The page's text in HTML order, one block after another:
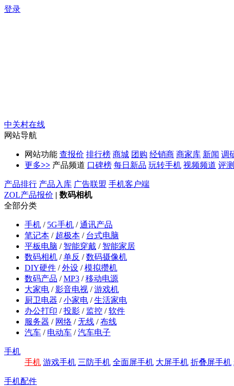
登录
中关村在线
网站导航
网站功能 查报价 排行榜 商城 团购 经销商 商家库 新闻 调
更多>> 产品频道 口碑榜 每日新品 玩转手机 视频频道 评
产品排行 产品入库 广告联盟 手机客户端
ZOL产品报价 | 数码相机
全部分类
手机 / 5G手机 /通讯产品
笔记本 / 超极本 / 台式电脑
平板电脑 / 智能穿戴 / 智能家居
数码相机 /单反 /数码摄像机
DIY硬件 /外设 /模拟攒机
数码产品 /MP3 /移动电源
大家电 /影音电视 /游戏机
厨卫电器 /小家电 /生活家电
办公打印 /投影 / 监控 /软件
服务器 / 网络 /无线 /布线
汽车 / 电动车 /汽车电子
手机
手机 游戏手机 三防手机 全面屏手机 大屏手机 折叠屏手机
手机配件